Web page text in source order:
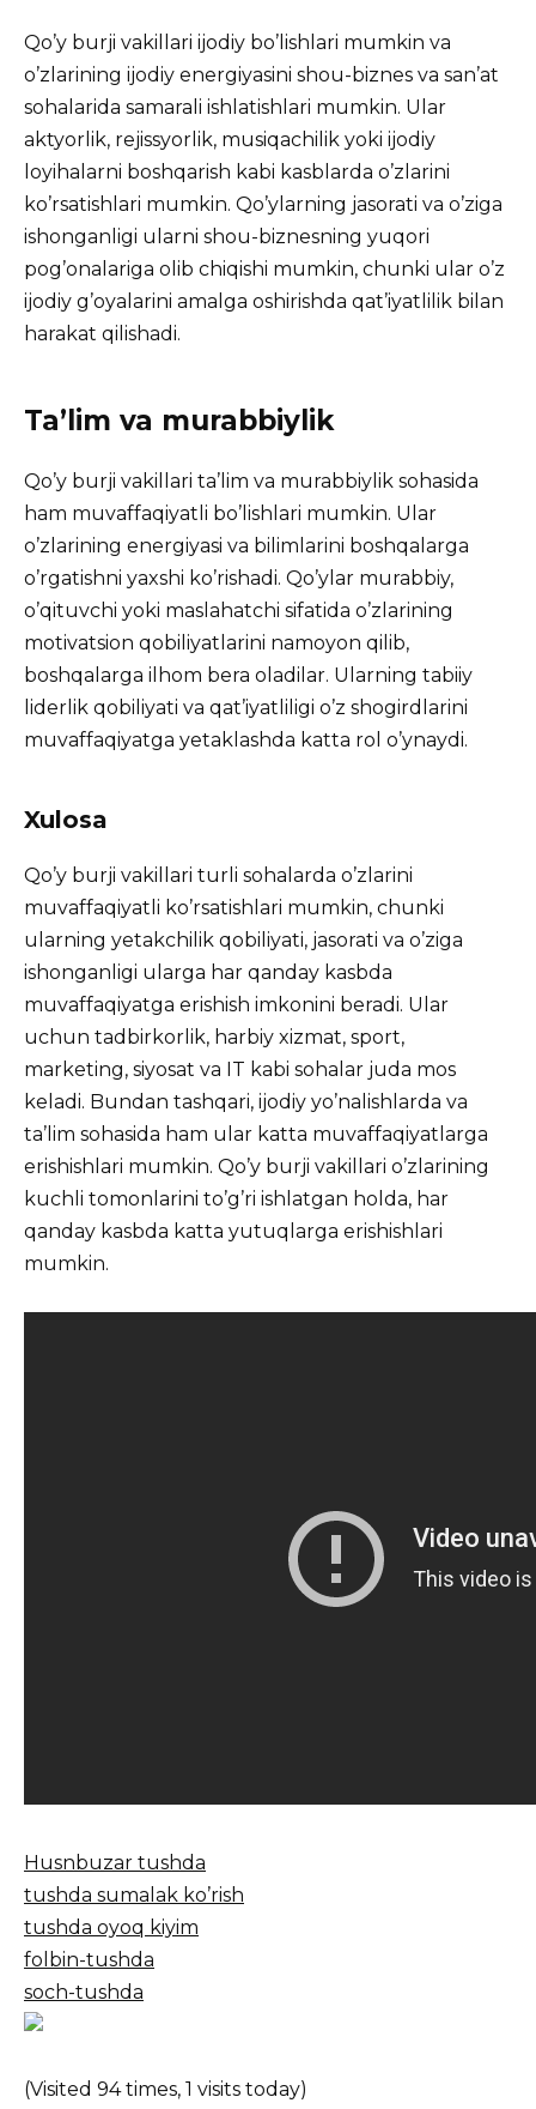
Qo’y burji vakillari ijodiy bo’lishlari mumkin va
o’zlarining ijodiy energiyasini shou-biznes va san’at
sohalarida samarali ishlatishlari mumkin. Ular
aktyorlik, rejissyorlik, musiqachilik yoki ijodiy
loyihalarni boshqarish kabi kasblarda o’zlarini
ko’rsatishlari mumkin. Qo’ylarning jasorati va o’ziga
ishonganligi ularni shou-biznesning yuqori
pog’onalariga olib chiqishi mumkin, chunki ular o’z
ijodiy g’oyalarini amalga oshirishda qat’iyatlilik bilan
harakat qilishadi.
Ta’lim va murabbiylik
Qo’y burji vakillari ta’lim va murabbiylik sohasida
ham muvaffaqiyatli bo’lishlari mumkin. Ular
o’zlarining energiyasi va bilimlarini boshqalarga
o’rgatishni yaxshi ko’rishadi. Qo’ylar murabbiy,
o’qituvchi yoki maslahatchi sifatida o’zlarining
motivatsion qobiliyatlarini namoyon qilib,
boshqalarga ilhom bera oladilar. Ularning tabiiy
liderlik qobiliyati va qat’iyatliligi o’z shogirdlarini
muvaffaqiyatga yetaklashda katta rol o’ynaydi.
Xulosa
Qo’y burji vakillari turli sohalarda o’zlarini
muvaffaqiyatli ko’rsatishlari mumkin, chunki
ularning yetakchilik qobiliyati, jasorati va o’ziga
ishonganligi ularga har qanday kasbda
muvaffaqiyatga erishish imkonini beradi. Ular
uchun tadbirkorlik, harbiy xizmat, sport,
marketing, siyosat va IT kabi sohalar juda mos
keladi. Bundan tashqari, ijodiy yo’nalishlarda va
ta’lim sohasida ham ular katta muvaffaqiyatlarga
erishishlari mumkin. Qo’y burji vakillari o’zlarining
kuchli tomonlarini to’g’ri ishlatgan holda, har
qanday kasbda katta yutuqlarga erishishlari
mumkin.
Husnbuzar tushda
tushda sumalak ko’rish
tushda oyoq kiyim
folbin-tushda
soch-tushda
(Visited 94 times, 1 visits today)